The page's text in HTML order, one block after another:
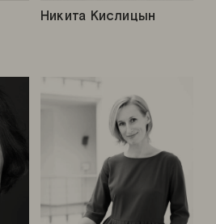
Никита Кислицын